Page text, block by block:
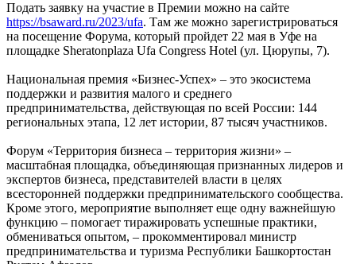
Подать заявку на участие в Премии можно на сайте
https://bsaward.ru/2023/ufa. Там же можно зарегистрироваться
на посещение Форума, который пройдет 22 мая в Уфе на
площадке Sheratonplaza Ufa Congress Hotel (ул. Цюрупы, 7).
Национальная премия «Бизнес-Успех» – это экосистема
поддержки и развития малого и среднего
предпринимательства, действующая по всей России: 144
региональных этапа, 12 лет истории, 87 тысяч участников.
Форум «Территория бизнеса – территория жизни» –
масштабная площадка, объединяющая признанных лидеров и
экспертов бизнеса, представителей власти в целях
всесторонней поддержки предпринимательского сообщества.
Кроме этого, мероприятие выполняет еще одну важнейшую
функцию – помогает тиражировать успешные практики,
обмениваться опытом, – прокомментировал министр
предпринимательства и туризма Республики Башкортостан